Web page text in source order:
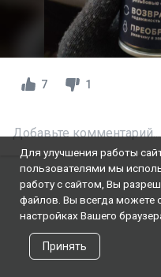
7 1
Добавьте комментарий...
Для улучшения работы
пользователями мы
работу с сайтом, Вы
файлов. Вы всегда можете
настройках Вашего
Принять